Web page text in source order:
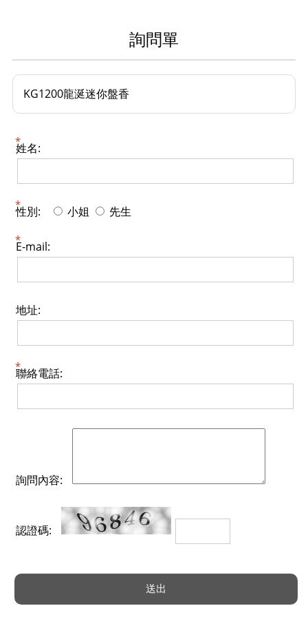
詢問單
KG1200龍涎迷你盤香
姓名:
性別: 小姐 先生
E-mail:
地址:
聯絡電話:
詢問內容:
認證碼: